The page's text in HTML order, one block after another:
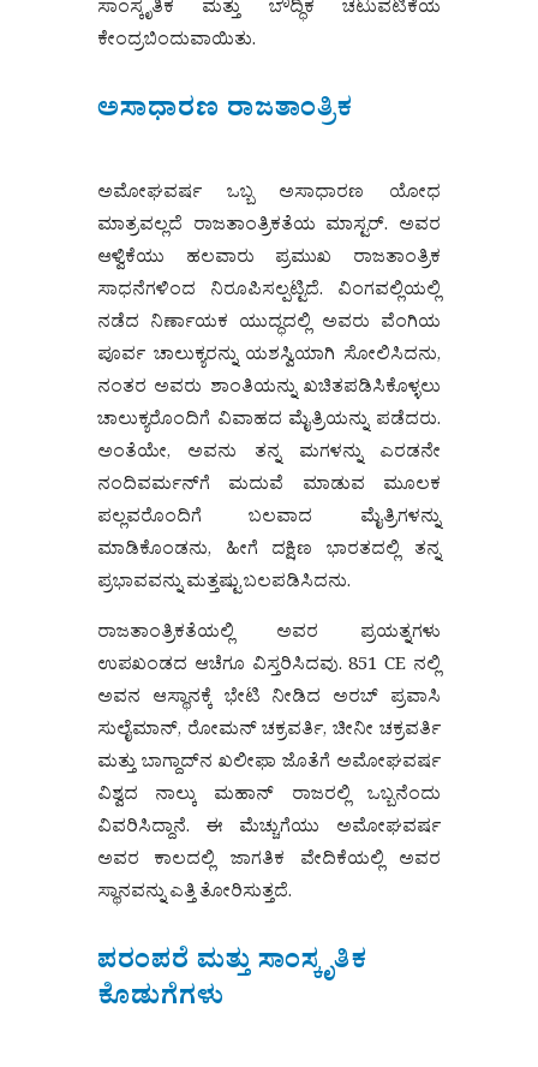
ಸಾಂಸ್ಕೃತಿಕ ಮತ್ತು ಬೌದ್ಧಿಕ ಚಟುವಟಿಕೆಯ
ಕೇಂದ್ರಬಿಂದುವಾಯಿತು.
ಅಸಾಧಾರಣ ರಾಜತಾಂತ್ರಿಕ
ಅಮೋಘವರ್ಷ ಒಬ್ಬ ಅಸಾಧಾರಣ ಯೋಧ
ಮಾತ್ರವಲ್ಲದೆ ರಾಜತಾಂತ್ರಿಕತೆಯ ಮಾಸ್ಟರ್. ಅವರ
ಆಳ್ವಿಕೆಯು ಹಲವಾರು ಪ್ರಮುಖ ರಾಜತಾಂತ್ರಿಕ
ಸಾಧನೆಗಳಿಂದ ನಿರೂಪಿಸಲ್ಪಟ್ಟಿದೆ. ವಿಂಗವಲ್ಲಿಯಲ್ಲಿ
ನಡೆದ ನಿರ್ಣಾಯಕ ಯುದ್ಧದಲ್ಲಿ ಅವರು ವೆಂಗಿಯ
ಪೂರ್ವ ಚಾಲುಕ್ಯರನ್ನು ಯಶಸ್ವಿಯಾಗಿ ಸೋಲಿಸಿದನು,
ನಂತರ ಅವರು ಶಾಂತಿಯನ್ನು ಖಚಿತಪಡಿಸಿಕೊಳ್ಳಲು
ಚಾಲುಕ್ಯರೊಂದಿಗೆ ವಿವಾಹದ ಮೈತ್ರಿಯನ್ನು ಪಡೆದರು.
ಅಂತೆಯೇ, ಅವನು ತನ್ನ ಮಗಳನ್ನು ಎರಡನೇ
ನಂದಿವರ್ಮನ್‌ಗೆ ಮದುವೆ ಮಾಡುವ ಮೂಲಕ
ಪಲ್ಲವರೊಂದಿಗೆ ಬಲವಾದ ಮೈತ್ರಿಗಳನ್ನು
ಮಾಡಿಕೊಂಡನು, ಹೀಗೆ ದಕ್ಷಿಣ ಭಾರತದಲ್ಲಿ ತನ್ನ
ಪ್ರಭಾವವನ್ನು ಮತ್ತಷ್ಟು ಬಲಪಡಿಸಿದನು.
ರಾಜತಾಂತ್ರಿಕತೆಯಲ್ಲಿ ಅವರ ಪ್ರಯತ್ನಗಳು
ಉಪಖಂಡದ ಆಚೆಗೂ ವಿಸ್ತರಿಸಿದವು. 851 CE ನಲ್ಲಿ
ಅವನ ಆಸ್ಥಾನಕ್ಕೆ ಭೇಟಿ ನೀಡಿದ ಅರಬ್ ಪ್ರವಾಸಿ
ಸುಲೈಮಾನ್, ರೋಮನ್ ಚಕ್ರವರ್ತಿ, ಚೀನೀ ಚಕ್ರವರ್ತಿ
ಮತ್ತು ಬಾಗ್ದಾದ್‌ನ ಖಲೀಫಾ ಜೊತೆಗೆ ಅಮೋಘವರ್ಷ
ವಿಶ್ವದ ನಾಲ್ಕು ಮಹಾನ್ ರಾಜರಲ್ಲಿ ಒಬ್ಬನೆಂದು
ವಿವರಿಸಿದ್ದಾನೆ. ಈ ಮೆಚ್ಚುಗೆಯು ಅಮೋಘವರ್ಷ
ಅವರ ಕಾಲದಲ್ಲಿ ಜಾಗತಿಕ ವೇದಿಕೆಯಲ್ಲಿ ಅವರ
ಸ್ಥಾನವನ್ನು ಎತ್ತಿ ತೋರಿಸುತ್ತದೆ.
ಪರಂಪರೆ ಮತ್ತು ಸಾಂಸ್ಕೃತಿಕ
ಕೊಡುಗೆಗಳು